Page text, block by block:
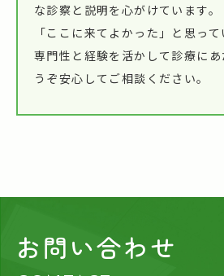
な診察と説明を心がけています。
「ここに来てよかった」と思って
専門性と経験を活かして診療に
うぞ安心してご相談ください。
お問い合わせ